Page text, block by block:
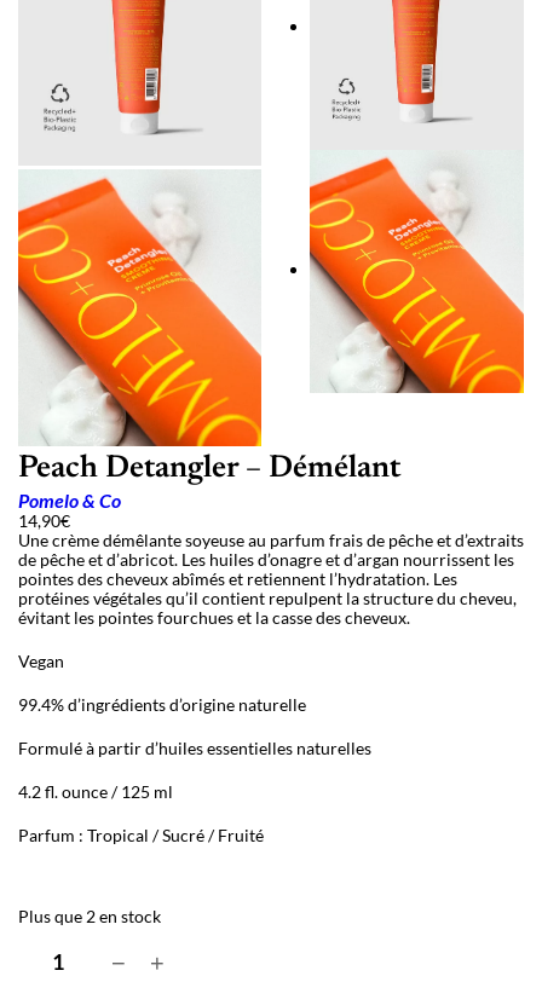
Peach Detangler – Démélant
Pomelo & Co
14,90€
Une crème démêlante soyeuse au parfum frais de pêche et d’extraits
de pêche et d’abricot. Les huiles d’onagre et d’argan nourrissent les
pointes des cheveux abîmés et retiennent l’hydratation. Les
protéines végétales qu’il contient repulpent la structure du cheveu,
évitant les pointes fourchues et la casse des cheveux.
Vegan
99.4% d’ingrédients d’origine naturelle
Formulé à partir d’huiles essentielles naturelles
4.2 fl. ounce / 125 ml
Parfum : Tropical / Sucré / Fruité
Plus que 2 en stock
− +